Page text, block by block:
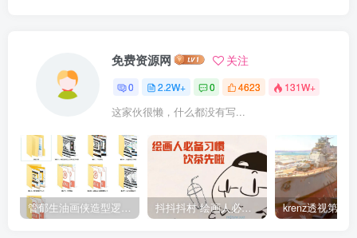
免费资源网 关注
0 2.2W+ 0 4623 131W+
这家伙很懒，什么都没有写...
管郁生油画侠造型逻辑班第一期2019年5月【高清不缺课】 抖抖抖村 绘画人必备习惯2020【画质不错】